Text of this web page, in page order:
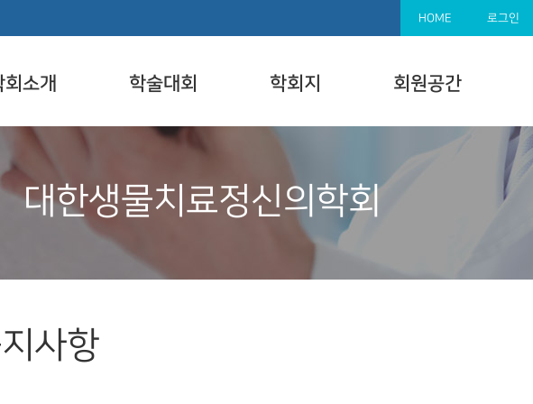
HOME 로그인
회소개 학술대회 학회지 회원공간
대한생물치료정신의학회
사항